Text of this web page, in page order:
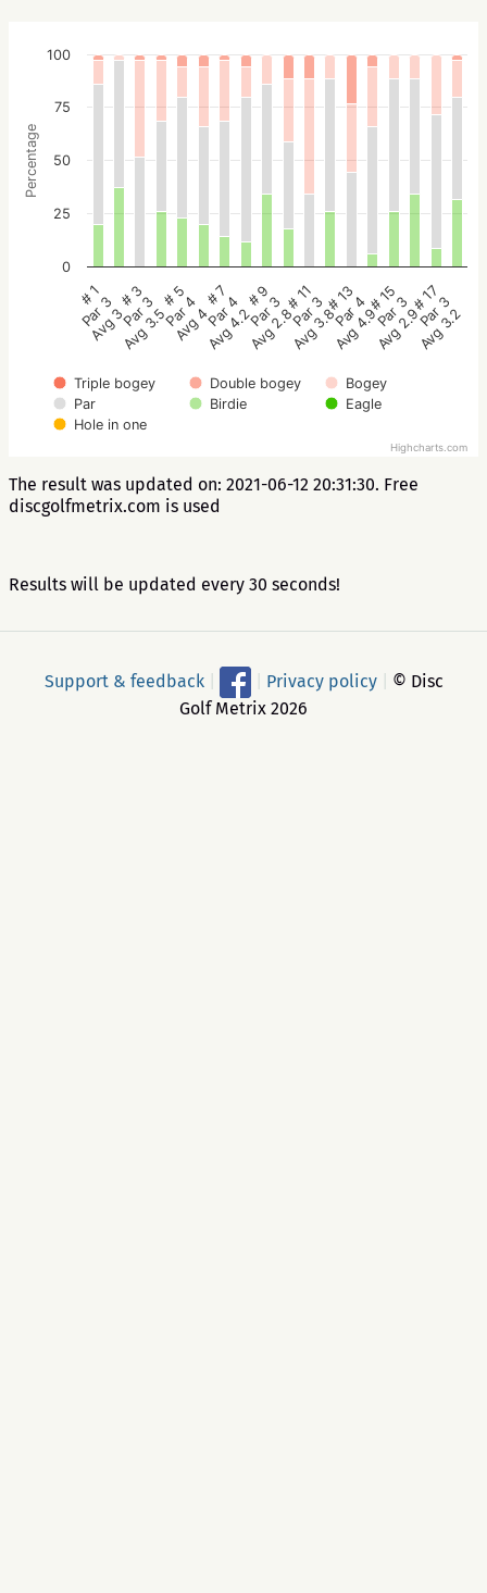
Percentage
Triple bogey Double bogey
Bogey
Par
Birdie
Eagle
Hole in one
# 1
Par 3
Avg 3
# 3
Par 3
Avg 3.5
# 5
Par 4
Avg 4
# 7
Par 4
Avg 4.2
# 9
Par 3
Avg 2.8
# 11
Par 3
Avg 3.8
# 13
Par 4
Avg 4.9
# 15
Par 3
Avg 2.9
# 17
Par 3
Avg 3.2
0
25
50
75
100
Highcharts.com
The result was updated on: 2021-06-12 20:31:30. Free
discgolfmetrix.com is used
Results will be updated every 30 seconds!
Support & feedback Privacy policy
© Disc
Golf Metrix 2026